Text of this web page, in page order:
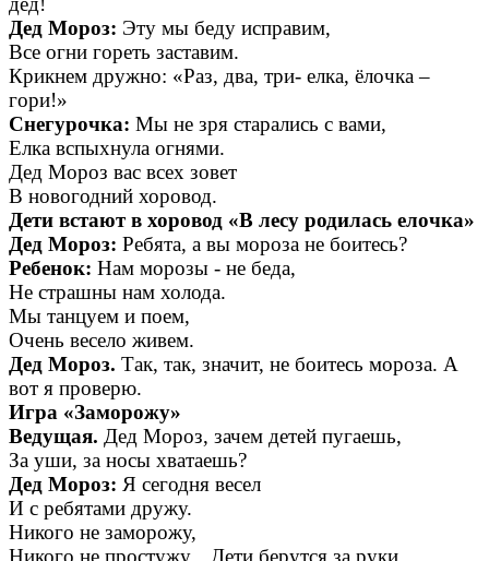
Дед Мороз: Эту мы беду исправим,
Все огни гореть заставим.
Крикнем дружно: «Раз, два, три- елка, ёлочка –
гори!»
Снегурочка: Мы не зря старались с вами,
Елка вспыхнула огнями.
Дед Мороз вас всех зовет
В новогодний хоровод.
Дети встают в хоровод «В лесу родилась елочка»
Дед Мороз: Ребята, а вы мороза не боитесь?
Ребенок: Нам морозы - не беда,
Не страшны нам холода.
Мы танцуем и поем,
Очень весело живем.
Дед Мороз. Так, так, значит, не боитесь мороза. А
вот я проверю.
Игра «Заморожу»
Ведущая. Дед Мороз, зачем детей пугаешь,
За уши, за носы хватаешь?
Дед Мороз: Я сегодня весел
И с ребятами дружу.
Никого не заморожу,
Никого не простужу. Дети берутся за руки.